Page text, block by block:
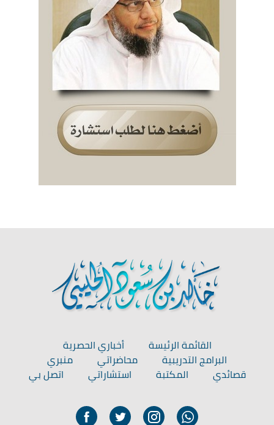
القائمة الرئيسة
أخباري الحصرية
البرامج التدريبية
محاضراتي
منبري
قصائدي
المكتبة استشاراتي اتصل بي